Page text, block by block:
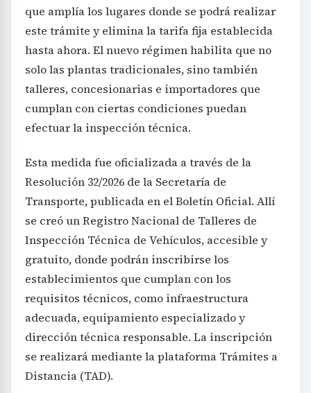
que amplía los lugares donde se podrá realizar
este trámite y elimina la tarifa fija establecida
hasta ahora. El nuevo régimen habilita que no
solo las plantas tradicionales, sino también
talleres, concesionarias e importadores que
cumplan con ciertas condiciones puedan
efectuar la inspección técnica.
Esta medida fue oficializada a través de la
Resolución 32/2026 de la Secretaría de
Transporte, publicada en el Boletín Oficial. Allí
se creó un Registro Nacional de Talleres de
Inspección Técnica de Vehículos, accesible y
gratuito, donde podrán inscribirse los
establecimientos que cumplan con los
requisitos técnicos, como infraestructura
adecuada, equipamiento especializado y
dirección técnica responsable. La inscripción
se realizará mediante la plataforma Trámites a
Distancia (TAD).